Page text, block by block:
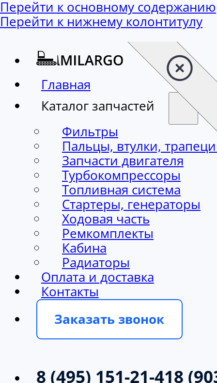
Перейти к основному содержанию
Перейти к нижнему колонтитулу
Главная
Каталог запчастей
Фильтры
Пальцы, втулки,
Запчасти двигателя
Турбокомпрессоры
Топливная система
Стартеры, генераторы
Ходовая часть
Ремкомплекты
Кабина
Радиаторы
Оплата и доставка
Контакты
Заказать звонок
8 (495) 151-21-418